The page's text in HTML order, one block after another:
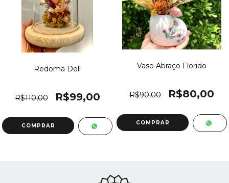
Redoma Deli
R$110,00 R$99,00
Vaso Abraço Florido
R$90,00 R$80,00